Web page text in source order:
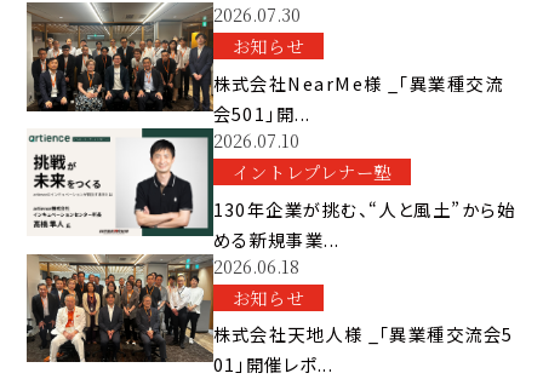
2026.07.30
お知らせ
株式会社NearMe様 _「異業種交流
会501」開...
2026.07.10
イントレプレナー塾
130年企業が挑む、“人と風土”から始
める新規事業...
2026.06.18
お知らせ
株式会社天地人様 _「異業種交流会5
01」開催レポ...